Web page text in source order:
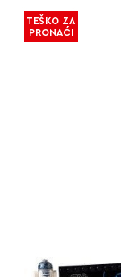
TEŠKO ZA
PRONAĆI